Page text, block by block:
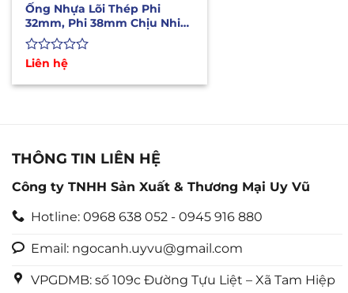
Ống Nhựa Lõi Thép Phi
32mm, Phi 38mm Chịu Nhiệt
Cao 160oC
Được
hạng
Liên hệ
THÔNG TIN LIÊN HỆ
Công ty TNHH Sản Xuất & Thương Mại Uy Vũ
Hotline: 0968 638 052 - 0945 916 880
Email: ngocanh.uyvu@gmail.com
VPGDMB: số 109c Đường Tựu Liệt – Xã Tam Hiệp